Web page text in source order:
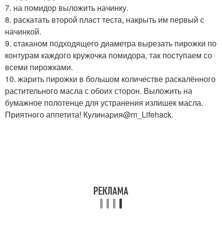
7. на помидор выложить начинку.
8. раскатать второй пласт теста, накрыть им первый с
начинкой.
9. cтаканом подходящего диаметра вырезать пирожки по
контурам каждого кружочка помидора, так поступаем со
всеми пирожками.
10. жарить пирожки в большом количестве раскалённого
растительного масла с обоих сторон. Выложить на
бумажное полотенце для устранения излишек масла.
Приятного аппетита! Кулинария@m_Lifehack.